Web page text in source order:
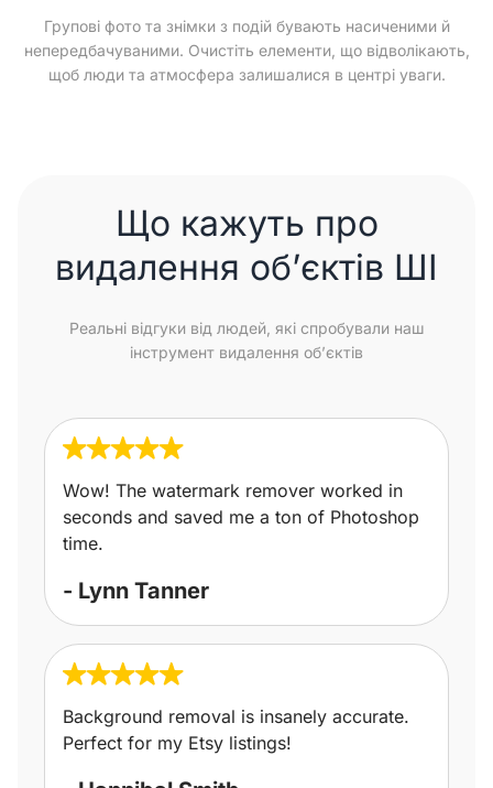
Групові фото та знімки з подій бувають насиченими й
непередбачуваними. Очистіть елементи, що відволікають,
щоб люди та атмосфера залишалися в центрі уваги.
Що кажуть про
видалення об’єктів ШІ
Реальні відгуки від людей, які спробували наш
інструмент видалення об’єктів
Wow! The watermark remover worked in
seconds and saved me a ton of Photoshop
time.
- Lynn Tanner
Background removal is insanely accurate.
Perfect for my Etsy listings!